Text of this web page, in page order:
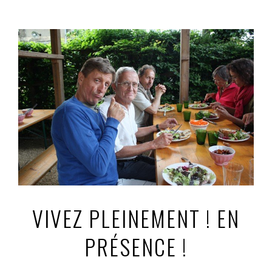
contenu
principal
VIVEZ PLEINEMENT ! EN
PRÉSENCE !